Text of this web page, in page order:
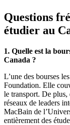
Questions
étudier au
1. Quelle est la
Canada ?
L’une des bourses
Foundation. Elle
le transport. De plus,
réseaux de leaders
MacBain de
entièrement des